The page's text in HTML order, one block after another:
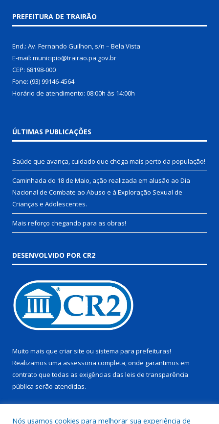
PREFEITURA DE TRAIRÃO
End.: Av. Fernando Guilhon, s/n – Bela Vista
E-mail: municipio@trairao.pa.gov.br
CEP: 68198-000
Fone: (93) 99146-4564
Horário de atendimento: 08:00h às 14:00h
ÚLTIMAS PUBLICAÇÕES
Saúde que avança, cuidado que chega mais perto da população!
Caminhada do 18 de Maio, ação realizada em alusão ao Dia
Nacional de Combate ao Abuso e à Exploração Sexual de
Crianças e Adolescentes.
Mais reforço chegando para as obras!
DESENVOLVIDO POR CR2
Muito mais que criar site ou sistema para prefeituras!
Realizamos uma assessoria completa, onde garantimos em
contrato que todas as exigências das leis de transparência
pública serão atendidas.
Nós usamos cookies para melhorar sua experiência de